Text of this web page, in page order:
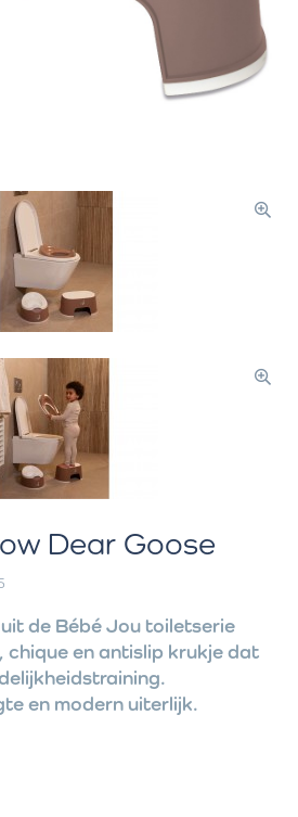
Dear Goose
de Bébé Jou toiletserie
chique en antislip krukje dat
en modern uiterlijk.